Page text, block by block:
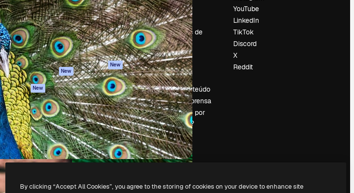
Gerador de
imagens
Gerador de vídeos
Texto para voz
Conteúdo de stock
MCP para
Claude/ChatGPT
New
Agentes New
API
App móvel
Todas as
ferramentas
Atendimento
Termos e
condições
Política de
privacidade
Originais New
Política de cookies
Central de
confiabilidade
Afiliados
Empresas
Reviews
Emprego
Tendências de
pesquisa
Blog
Eventos
Slidesgo
Vender conteúdo
Sala de imprensa
Procurando por
magnific.ai?
YouTube
LinkedIn
TikTok
Discord
X
Reddit
Todos os direitos reservados.
By clicking “Accept All Cookies”, you agree to the storing of cookies on your device to enhance site